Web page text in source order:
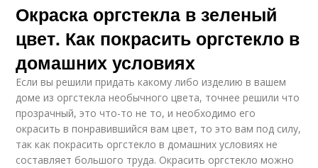
Окраска оргстекла в зеленый
цвет. Как покрасить оргстекло в
домашних условиях
Если вы решили придать какому либо изделию в вашем
доме из оргстекла необычного цвета, точнее решили что
прозрачный, это что-то не то, и необходимо его
окрасить в понравившийся вам цвет, то это вам под силу,
так как покрасить оргстекло в домашних условиях не
составляет большого труда. Окрасить оргстекло можно